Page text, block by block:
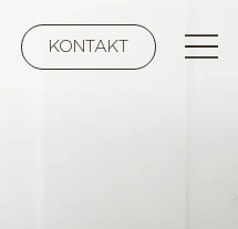
KONTAKT